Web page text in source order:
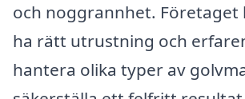
och noggrannhet. Företaget
ha rätt utrustning och
hantera olika typer av